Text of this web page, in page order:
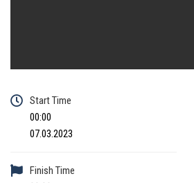
Start Time
00:00
07.03.2023
Finish Time